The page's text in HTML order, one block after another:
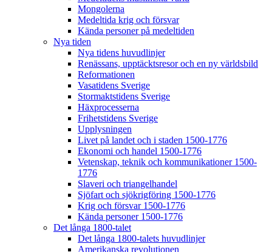
Mongolerna
Medeltida krig och försvar
Kända personer på medeltiden
Nya tiden
Nya tidens huvudlinjer
Renässans, upptäcktsresor och en ny världsbild
Reformationen
Vasatidens Sverige
Stormaktstidens Sverige
Häxprocesserna
Frihetstidens Sverige
Upplysningen
Livet på landet och i staden 1500-1776
Ekonomi och handel 1500-1776
Vetenskap, teknik och kommunikationer 1500-
1776
Slaveri och triangelhandel
Sjöfart och sjökrigföring 1500-1776
Krig och försvar 1500-1776
Kända personer 1500-1776
Det långa 1800-talet
Det långa 1800-talets huvudlinjer
Amerikanska revolutionen